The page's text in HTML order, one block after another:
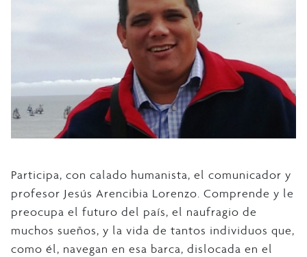
Participa, con calado humanista, el comunicador y
profesor Jesús Arencibia Lorenzo. Comprende y le
preocupa el futuro del país, el naufragio de
muchos sueños, y la vida de tantos individuos que,
como él, navegan en esa barca, dislocada en el